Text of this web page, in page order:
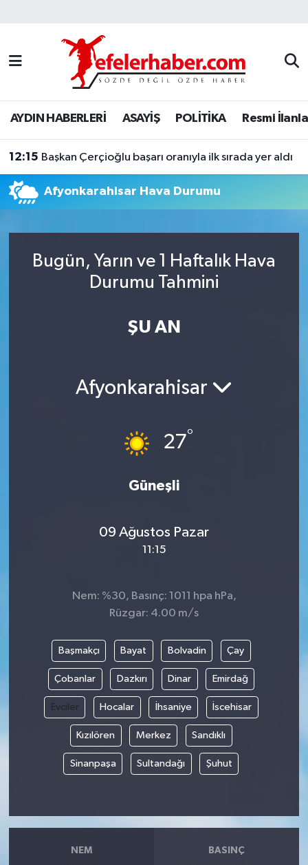
AYDIN HABERLERİ ASAYİŞ POLİTİKA Resmi
12:15 Başkan Çerçioğlu başarı oranıyla ilk sırada yer aldı
Afyonkarahisar Hava Durumu
Bugün, Yarın ve 1 Haftalık Hava
Durumu Tahmini
ŞU AN
Afyonkarahisar
27°
Güneşli
09 Ağustos Pazar
11:15
Nem: %30, Basınç: 1011 hpa hPa,
Rüzgar: 4.00 m/s
Başmakçı Bayat Bolvadin Çay
Çobanlar Dazkırı Dinar Emirdağ
Evciler Hocalar İhsaniye İscehisar
Kızılören Merkez Sandıklı
Sinanpaşa Sultandağı Şuhut
NEM BASINÇ
Nöbetçi Eczaneler
Hava Durumu
Aydin Namaz Vakitleri
Trafik Durumu
Süper Lig Puan Durumu ve Fikstür
Son Dakika Haberleri